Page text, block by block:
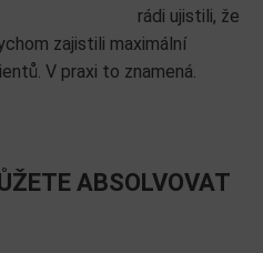
rádi ujistili, že
zajistili maximální
V praxi to znamená.
ABSOLVOVAT